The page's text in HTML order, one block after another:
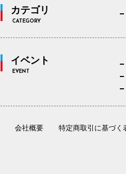
カテゴリ
CATEGORY
イベント
EVENT
会社概要 特定商取引に基づく